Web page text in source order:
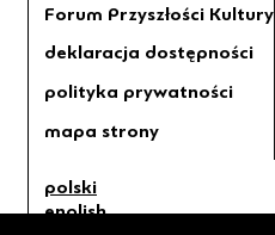
Forum Przyszłości Kultury
deklaracja dostępności
polityka prywatności
mapa strony
polski
english